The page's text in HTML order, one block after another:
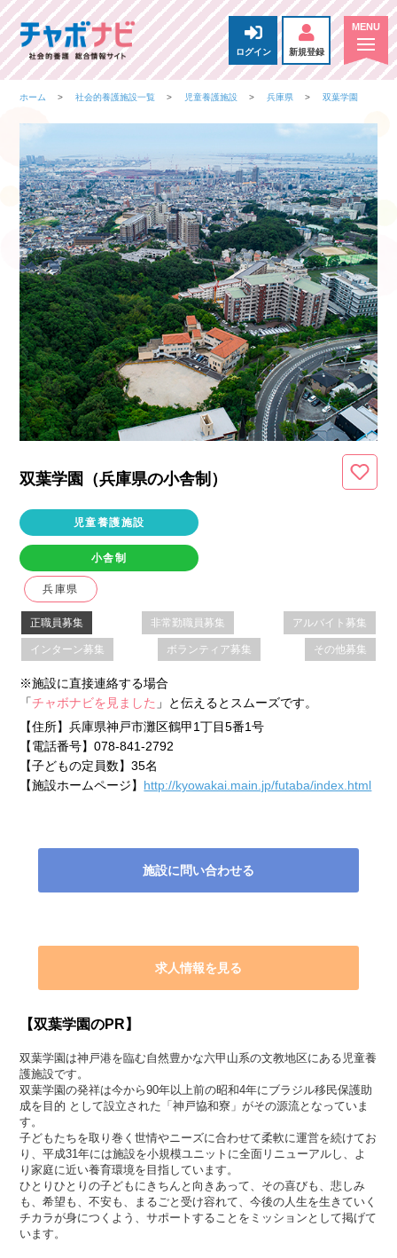
ログイン 新規登録
ホーム 社会的養護施設一覧 児童養護施設 兵庫県 双葉学園
双葉学園（兵庫県の小舎制 ）
児童養護施設
小舎制
兵庫県
正職員募集 非常勤職員募集 アルバイト募集
インターン募集 ボランティア募集 その他募集
※施設に直接連絡する場合
「チャボナビを見ました 」と伝えるとスムーズです。
【住所】兵庫県神戸市灘区鶴甲1丁目5番1号
【電話番号】078-841-2792
【子どもの定員数】35名
【施設ホームページ】 http://kyowakai.main.jp/futaba/index.html
施設に問い合わせる
求人情報を見る
【双葉学園のPR】
双葉学園は神戸港を臨む自然豊かな六甲山系の文教地区にある児童養
護施設です。
双葉学園の発祥は今から90年以上前の昭和4年にブラジル移民保護助
成を目的 として設立された「神戸協和寮」がその源流となっていま
す。
子どもたちを取り巻く世情やニーズに合わせて柔軟に運営を続けてお
り、平成31年には施設を小規模ユニットに全面リニューアルし、よ
り家庭に近い養育環境を目指しています。
ひとりひとりの子どもにきちんと向きあって、その喜びも、悲しみ
も、希望も、不安も、まるごと受け容れて、今後の人生を生きていく
チカラが身につくよう、サポートすることをミッションとして掲げて
います。